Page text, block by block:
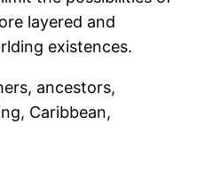
layered and
existences.
ancestors,
Caribbean,